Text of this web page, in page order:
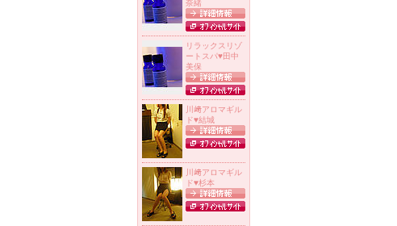
奈緒
リラックスリゾ
ートスパ♥田中
美保
川﨑アロマギル
ド♥結城
川﨑アロマギル
ド♥杉本